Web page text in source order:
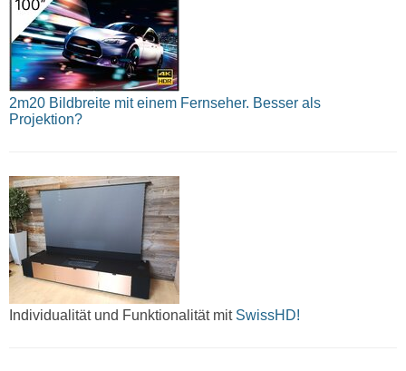
2m20 Bildbreite mit einem Fernseher. Besser als
Projektion?
Individualität und Funktionalität mitSwissHD!